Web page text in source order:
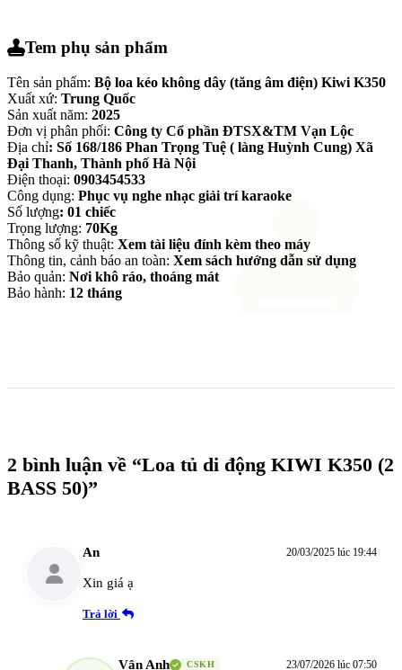
Tem phụ sản phẩm
Tên sản phẩm: Bộ loa kéo không dây (tăng âm điện) Kiwi K350
Xuất xứ: Trung Quốc
Sản xuất năm: 2025
Đơn vị phân phối: Công ty Cổ phần ĐTSX&TM Vạn Lộc
Địa chỉ: Số 168/186 Phan Trọng Tuệ ( làng Huỳnh Cung) Xã
Đại Thanh, Thành phố Hà Nội
Điện thoại: 0903454533
Công dụng: Phục vụ nghe nhạc giải trí karaoke
Số lượng: 01 chiếc
Trọng lượng: 70Kg
Thông số kỹ thuật: Xem tài liệu đính kèm theo máy
Thông tin, cảnh báo an toàn: Xem sách hướng dẫn sử dụng
Bảo quản: Nơi khô ráo, thoáng mát
Bảo hành: 12 tháng
2 bình luận về “Loa tủ di động KIWI K350 (2
BASS 50)”
An 20/03/2025 lúc 19:44
Xin giá ạ
Trả lời
Vân Anh CSKH 23/07/2026 lúc 07:50